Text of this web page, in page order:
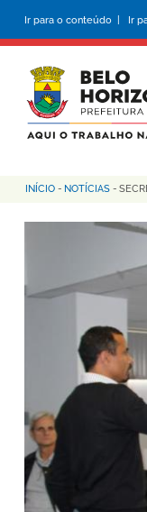
conteúdo
principal
Ir para o conteúdo | Ir
Trilha
de
navegação
INÍCIO - NOTÍCIAS -